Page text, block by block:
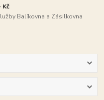
Kč
Balíkovna a Zásilkovna